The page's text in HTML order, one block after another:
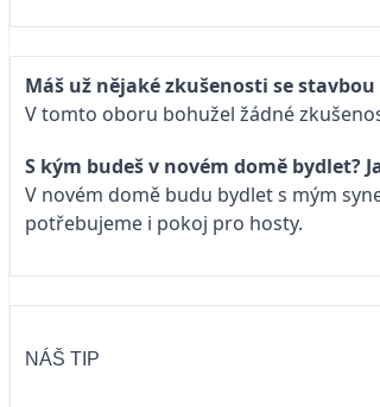
Máš už nějaké zkušenosti se
V tomto oboru bohužel žádné
S kým budeš v novém domě bydlet?
V novém domě budu bydlet s mým
potřebujeme i pokoj pro hosty.
NÁŠ TIP